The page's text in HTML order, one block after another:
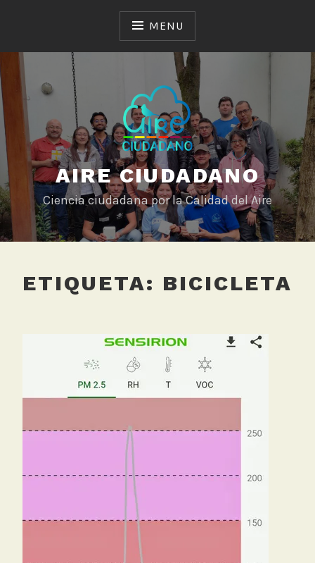
MENU
AIRE CIUDADANO
Ciencia ciudadana por la Calidad del Aire
ETIQUETA: BICICLETA